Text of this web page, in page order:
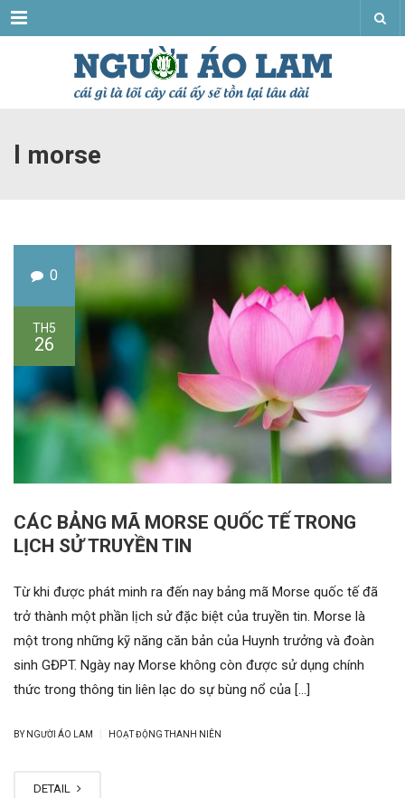
Menu
l morse
0
TH5
26
CÁC BẢNG MÃ MORSE QUỐC TẾ TRONG
LỊCH SỬ TRUYỀN TIN
Từ khi được phát minh ra đến nay bảng mã Morse quốc tế đã
trở thành một phần lịch sử đặc biệt của truyền tin. Morse là
một trong những kỹ năng căn bản của Huynh trưởng và đoàn
sinh GĐPT. Ngày nay Morse không còn được sử dụng chính
thức trong thông tin liên lạc do sự bùng nổ của […]
BY NGƯỜI ÁO LAM HOẠT ĐỘNG THANH NIÊN
DETAIL